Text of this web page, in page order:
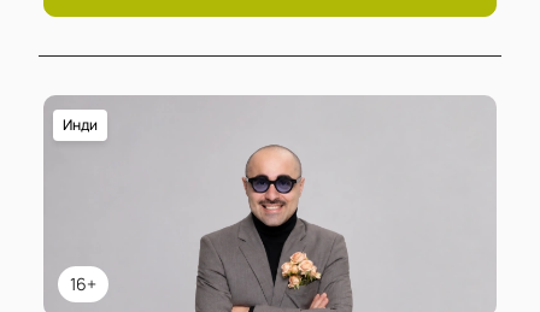
16+
Инди